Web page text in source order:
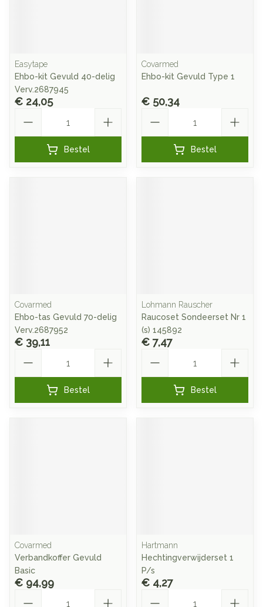
Easytape
Ehbo-kit Gevuld 40-delig
Verv.2687945
€ 24,05
Bestel
Covarmed
Ehbo-kit Gevuld Type 1
€ 50,34
Bestel
Covarmed
Ehbo-tas Gevuld 70-delig
Verv.2687952
€ 39,11
Bestel
Lohmann Rauscher
Raucoset Sondeerset Nr 1
(s) 145892
€ 7,47
Bestel
Covarmed
Verbandkoffer Gevuld
Basic
€ 94,99
Hartmann
Hechtingverwijderset 1
P/s
€ 4,27